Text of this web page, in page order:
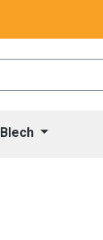
Blech